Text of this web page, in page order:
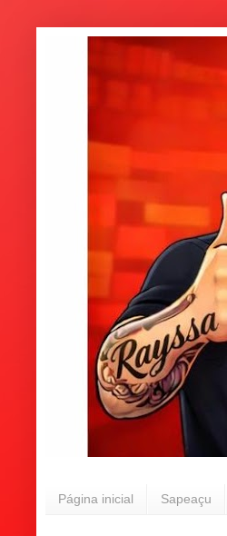
Página inicial Sapeaçu